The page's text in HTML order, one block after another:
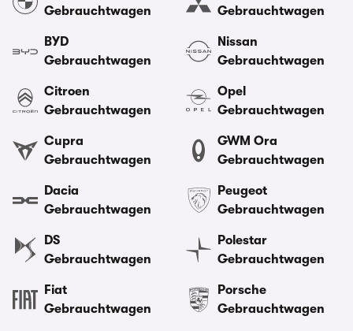
Gebrauchtwagen
BYD
Gebrauchtwagen
Citroen
Gebrauchtwagen
Cupra
Gebrauchtwagen
Dacia
Gebrauchtwagen
DS
Gebrauchtwagen
Fiat
Gebrauchtwagen
Gebrauchtwagen
Nissan
Gebrauchtwagen
Opel
Gebrauchtwagen
GWM Ora
Gebrauchtwagen
Peugeot
Gebrauchtwagen
Polestar
Gebrauchtwagen
Porsche
Gebrauchtwagen